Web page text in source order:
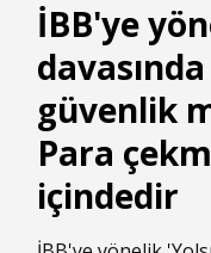
İBB'ye
güvenlik
Para
içindedir